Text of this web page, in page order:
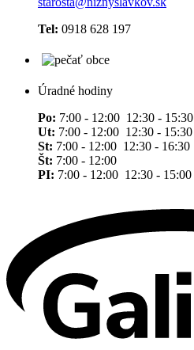
Tel: 0918 628 197
Úradné hodiny
Po: 7:00 - 12:00 12:30 - 15:30
Ut: 7:00 - 12:00 12:30 - 15:30
St: 7:00 - 12:00 12:30 - 16:30
Št: 7:00 - 12:00
PI: 7:00 - 12:00 12:30 - 15:00